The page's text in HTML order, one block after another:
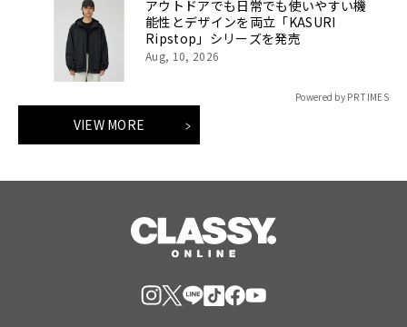
アウトドアでも日常でも使いやすい機
能性とデザインを両立「KASURI
Ripstop」シリーズを発売
Aug, 10, 2026
Powered by PR TIMES
VIEW MORE